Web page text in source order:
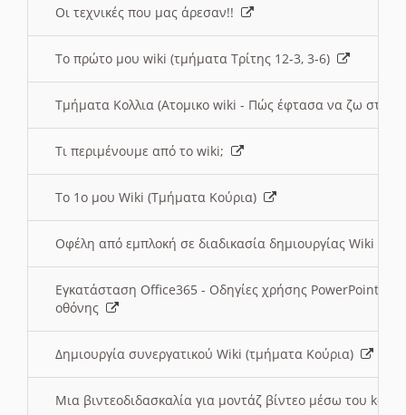
Οι τεχνικές που μας άρεσαν!!
Το πρώτο μου wiki (τμήματα Τρίτης 12-3, 3-6)
Τμήματα Κολλια (Ατομικο wiki - Πώς έφτασα να ζω στην
Τι περιμένουμε από το wiki;
Το 1ο μου Wiki (Τμήματα Κούρια)
Οφέλη από εμπλοκή σε διαδικασία δημιουργίας Wiki
Εγκατάσταση Office365 - Οδηγίες χρήσης PowerPoint
οθόνης
Δημιουργία συνεργατικού Wiki (τμήματα Κούρια)
Μια βιντεοδιδασκαλία για μοντάζ βίντεο μέσω του